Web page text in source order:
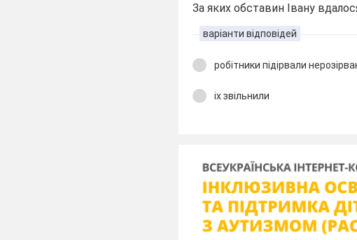
За яких обставин Івану
варіанти відповідей
робітники підірвали
іх звільнили